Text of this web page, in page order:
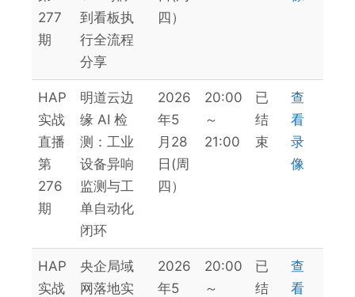
277
期
到看板执
行全流程
分享
四）
HAP
实战
直播
第
276
期
明道云边
缘 AI 检
测：工业
设备异响
监测与工
单自动化
闭环
2026
年5
月28
日(周
四）
20:00
～
21:00
已
结
束
查
看
录
像
HAP
实战
央企局域
网落地实
2026
年5
20:00
～
已
结
查
看